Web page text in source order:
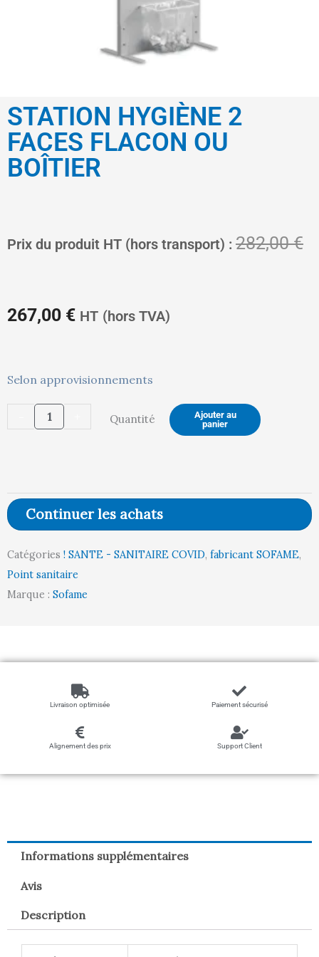
STATION HYGIÈNE 2
FACES FLACON OU
BOÎTIER
Prix du produit HT (hors transport) : 282,00€
267,00 €
Le
prix
actuel
267,00 €.
HT (hors TVA)
Selon approvisionnements
quantité
STATION
FLACON
OU
Quantité
Ajouter au
panier
Continuer les achats
Catégories ! SANTE - SANITAIRE COVID, fabricant SOFAME,
Point sanitaire
Marque : Sofame
Livraison optimisée Paiement sécurisé
Alignement des prix Support Client
Informations supplémentaires
Avis
Description